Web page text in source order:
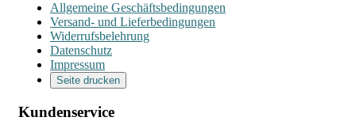
Allgemeine Geschäftsbedingungen
Versand- und Lieferbedingungen
Widerrufsbelehrung
Datenschutz
Impressum
Seite drucken
Kundenservice